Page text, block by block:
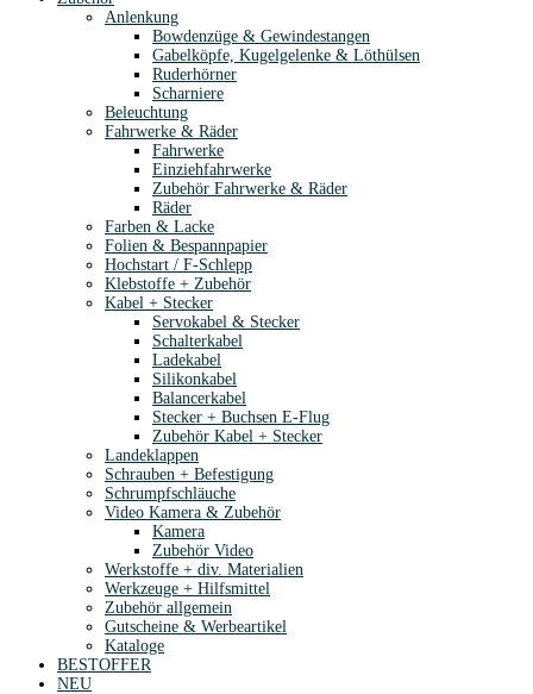
Anlenkung
Bowdenzüge & Gewindestangen
Gabelköpfe, Kugelgelenke & Löthülsen
Ruderhörner
Scharniere
Beleuchtung
Fahrwerke & Räder
Fahrwerke
Einziehfahrwerke
Zubehör Fahrwerke & Räder
Räder
Farben & Lacke
Folien & Bespannpapier
Hochstart / F-Schlepp
Klebstoffe + Zubehör
Kabel + Stecker
Servokabel & Stecker
Schalterkabel
Ladekabel
Silikonkabel
Balancerkabel
Stecker + Buchsen E-Flug
Zubehör Kabel + Stecker
Landeklappen
Schrauben + Befestigung
Schrumpfschläuche
Video Kamera & Zubehör
Kamera
Zubehör Video
Werkstoffe + div. Materialien
Werkzeuge + Hilfsmittel
Zubehör allgemein
Gutscheine & Werbeartikel
Kataloge
BESTOFFER
NEU